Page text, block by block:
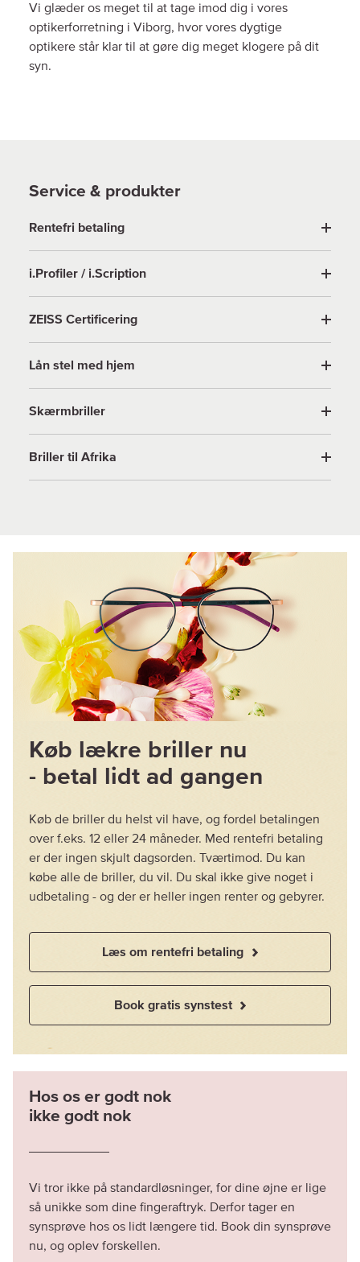
Vi glæder os meget til at tage imod dig i vores
optikerforretning i Viborg, hvor vores dygtige
optikere står klar til at gøre dig meget klogere på dit
syn.
Service & produkter
Rentefri betaling
i.Profiler / i.Scription
ZEISS Certificering
Lån stel med hjem
Skærmbriller
Briller til Afrika
Køb lækre briller nu
- betal lidt ad gangen
Køb de briller du helst vil have, og fordel betalingen
over f.eks. 12 eller 24 måneder. Med rentefri betaling
er der ingen skjult dagsorden. Tværtimod. Du kan
købe alle de briller, du vil. Du skal ikke give noget i
udbetaling - og der er heller ingen renter og gebyrer.
Læs om rentefri betaling
Book gratis synstest
Hos os er godt nok
ikke godt nok
Vi tror ikke på standardløsninger, for dine øjne er lige
så unikke som dine fingeraftryk. Derfor tager en
synsprøve hos os lidt længere tid. Book din synsprøve
nu, og oplev forskellen.